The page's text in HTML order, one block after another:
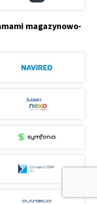
magazynowo-